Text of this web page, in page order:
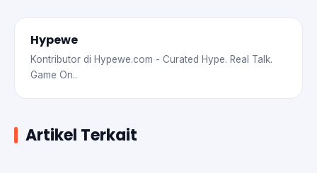
Hypewe
Kontributor di Hypewe.com - Curated Hype. Real Talk.
Game On..
Artikel Terkait